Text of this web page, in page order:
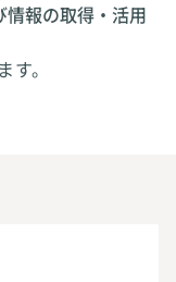
情報の取得・活用
。